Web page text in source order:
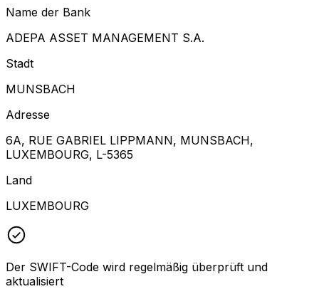
Name der Bank
ADEPA ASSET MANAGEMENT S.A.
Stadt
MUNSBACH
Adresse
6A, RUE GABRIEL LIPPMANN, MUNSBACH,
LUXEMBOURG, L-5365
Land
LUXEMBOURG
Der SWIFT-Code wird regelmäßig überprüft und
aktualisiert